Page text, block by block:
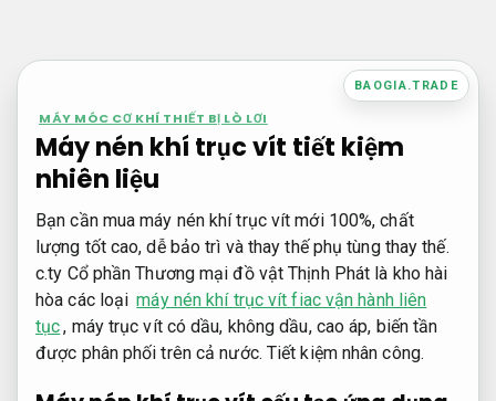
nội
BAOGIA.TRADE
MÁY MÓC CƠ KHÍ THIẾT BỊ LÒ LƠI
Máy nén khí trục vít tiết kiệm
nhiên liệu
Bạn cần mua máy nén khí trục vít mới 100%, chất
lượng tốt cao, dễ bảo trì và thay thế phụ tùng thay thế.
c.ty Cổ phần Thương mại đồ vật Thịnh Phát là kho hài
hòa các loại máy nén khí trục vít fiac vận hành liên
tục, máy trục vít có dầu, không dầu, cao áp, biến tần
được phân phối trên cả nước. Tiết kiệm nhân công.